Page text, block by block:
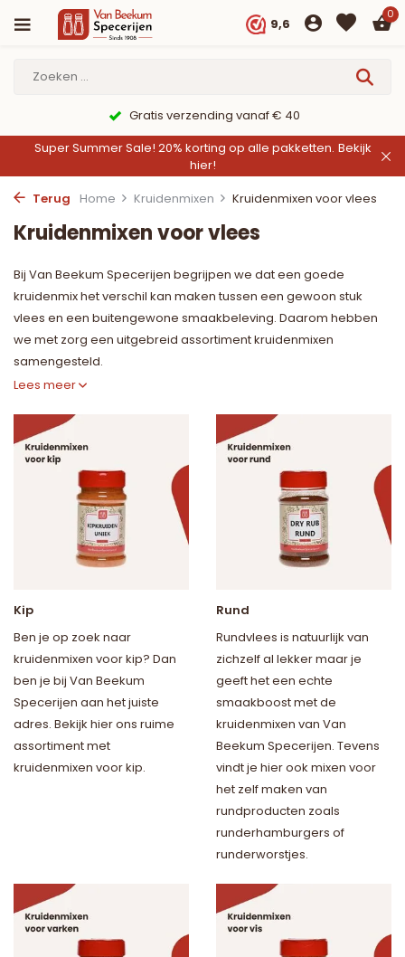
9,6
0
Gratis verzending vanaf € 40
Super Summer Sale! 20% korting op alle pakketten. Bekijk
hier!
Terug
Home Kruidenmixen Kruidenmixen voor vlees
Kruidenmixen voor vlees
Bij Van Beekum Specerijen begrijpen we dat een goede
kruidenmix het verschil kan maken tussen een gewoon stuk
vlees en een buitengewone smaakbeleving. Daarom hebben
we met zorg een uitgebreid assortiment kruidenmixen
samengesteld.
Lees meer
Kip
Ben je op zoek naar
kruidenmixen voor kip? Dan
ben je bij Van Beekum
Specerijen aan het juiste
adres. Bekijk hier ons ruime
assortiment met
kruidenmixen voor kip.
Rund
Rundvlees is natuurlijk van
zichzelf al lekker maar je
geeft het een echte
smaakboost met de
kruidenmixen van Van
Beekum Specerijen. Tevens
vindt je hier ook mixen voor
het zelf maken van
rundproducten zoals
runderhamburgers of
runderworstjes.